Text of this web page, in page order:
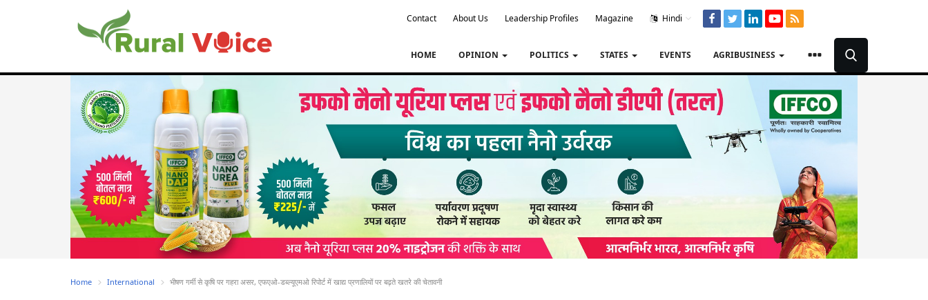
Contact About Us Leadership Profiles Magazine Hindi
HOME OPINION POLITICS STATES EVENTS AGRIBUSINESS
Home International भीषण गर्मी से कृषि पर गहरा असर, एफएओ-डब्ल्यूएमओ रिपोर्ट में खाद्य प्रणालियों पर बढ़ते खतरे की चेतावनी